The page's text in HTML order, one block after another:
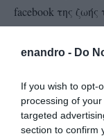
enandro - Do
If you wish to opt-
processing of
targeted
section to confirm
facebook της